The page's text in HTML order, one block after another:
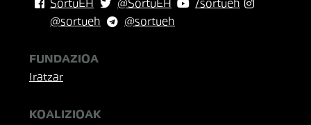
SortuEH
@SortuEH
/sortueh
@sortueh
@sortueh
FUNDAZIOA
Iratzar
KOALIZIOAK